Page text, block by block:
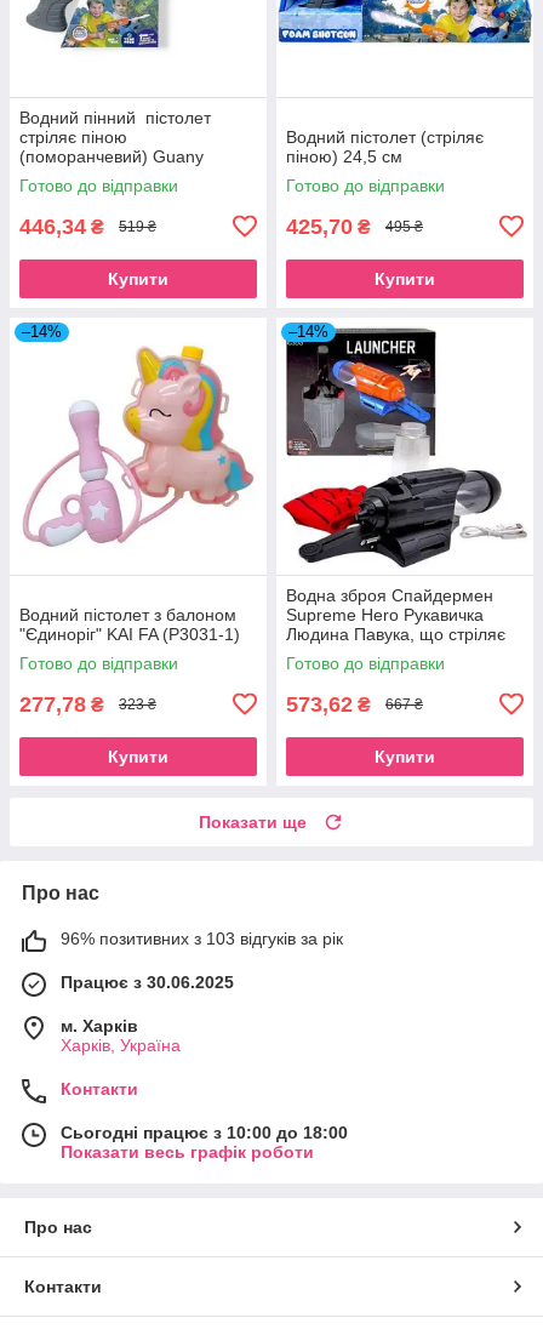
Водний пінний пістолет
стріляє піною
(поморанчевий) Guany
(F9109-3)
Готово до відправки
446,34 ₴ 519 ₴
Купити
Водний пістолет (стріляє
піною) 24,5 см
Готово до відправки
425,70 ₴ 495 ₴
Купити
–14%
Водний пістолет з балоном
"Єдиноріг" KAI FA (P3031-1)
Готово до відправки
277,78 ₴ 323 ₴
Купити
–14%
Водна зброя Спайдермен
Supreme Hero Рукавичка
Людина Павука, що стріляє
водою YF 1711-7 (48) Star
Toys (YF1711-7)
Готово до відправки
573,62 ₴ 667 ₴
Купити
Показати ще
Про нас
96% позитивних з 103 відгуків за рік
Працює з 30.06.2025
м. Харків
Харків, Україна
Контакти
Сьогодні працює з 10:00 до 18:00
Показати весь графік роботи
Про нас
Контакти